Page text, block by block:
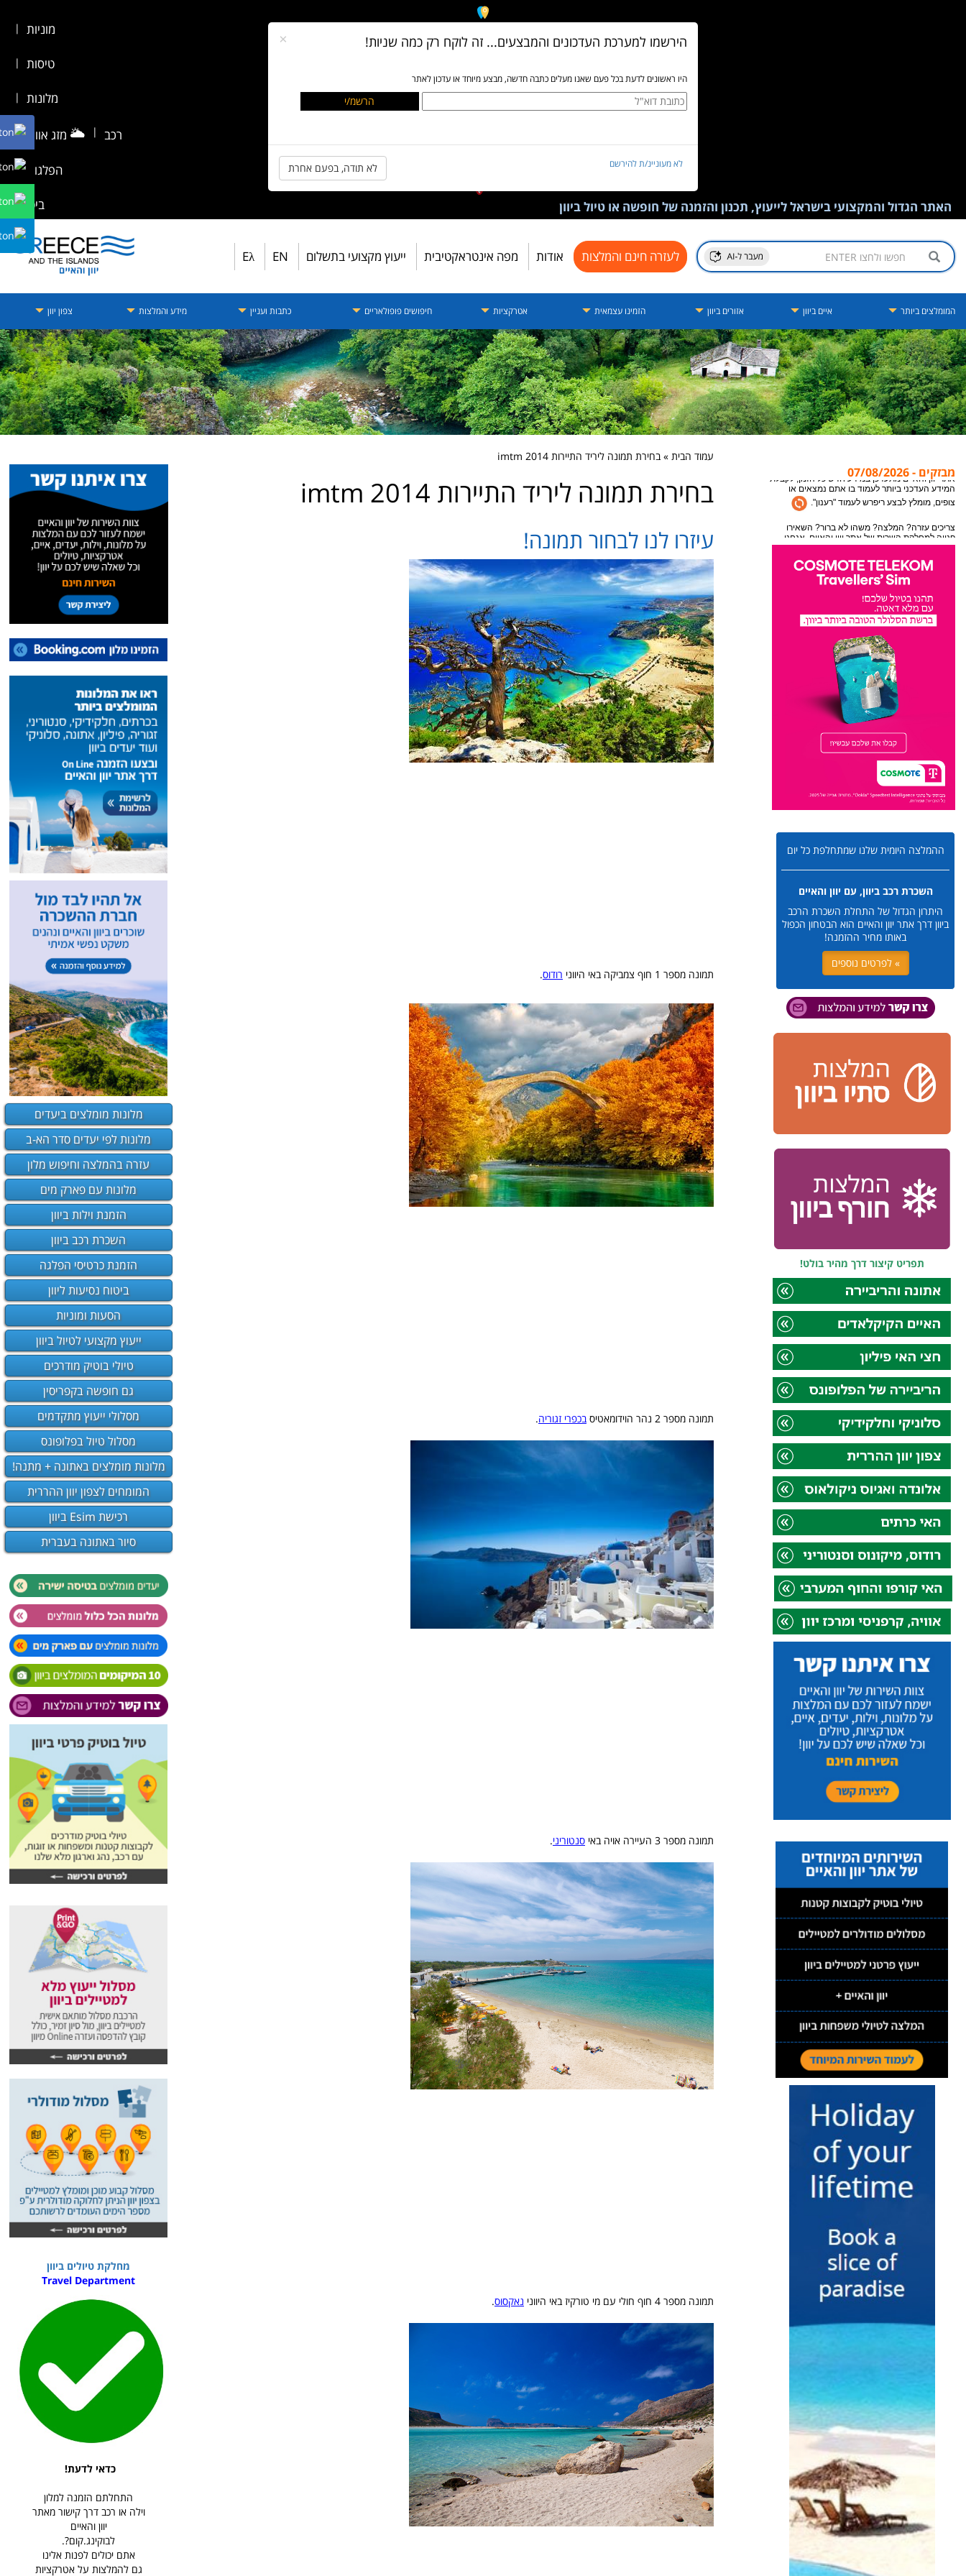
מוניות |
טיסות |
מלונות |
רכב |
🌥️ מזג אוויר |
הפלגות |
ביטוח האתר הגדול והמקצועי בישראל לייעוץ, תכנון והזמנה של חופשה או טיול ביוון
לעזרה חינם והמלצות אודות מפה אינטראקטיבית ייעוץ מקצועי בתשלום EN
Eλ
המומלצים ביותר איים ביוון אזורים ביוון הזמינו עצמאית אטרקציות חיפושים פופולאריים כתבות ועניין מידע והמלצות צפון יוון
עמוד הבית » בחירת תמונה ליריד התיירות imtm 2014
מבזקים - 07/08/2026
צריכים עזרה? המלצה? משהו לא ברור? השאירו
נקח את זה משם עד לחופשה שלכם ביוון.
אתר יוון והאיים מתעדכן במידע חדש כל הזמן, לקבלת
המידע העדכני ביותר לעמוד בו אתם נמצאים או
צופים, מומלץ לבצע ריפרש לעמוד "רענון".
ההמלצה היומית שלנו שמתחלפת כל יום
השכרת רכב ביוון, עם יוון והאיים
היתרון הגדול של התחלת השכרת הרכב
ביוון דרך אתר יוון והאיים הוא הבטחון הכפול
באותו מחיר ההזמנה!
» לפרטים נוספים
תפריט קיצור דרך מהיר בולט!
× הירשמו למערכת העדכונים והמבצעים... זה לוקח רק כמה שניות!
היו ראשונים לדעת בכל פעם שאנו מעלים כתבה חדשה, מבצע מיוחד או עדכון לאתר
לא מעוניינ/ת להירשם לא תודה, בפעם אחרת
בחירת תמונה ליריד התיירות imtm 2014
עיזרו לנו לבחור תמונה!
תמונה מספר 1 חוף צמביקה באי היווני רודוס.
תמונה מספר 2 נהר הוידומאטיס בכפרי זגוריה.
תמונה מספר 3 העיירה אויה באי סנטוריני.
תמונה מספר 4 חוף חולי עם מי טורקיז באי היווני נאקסוס.
מלונות מומלצים ביעדים
מלונות לפי יעדים סדר הא-ב
עזרה בהמלצה וחיפוש מלון
מלונות עם פארק מים
הזמנת וילות ביוון
השכרת רכב ביוון
הזמנת כרטיסי הפלגה
ביטוח נסיעות ליוון
הסעות ומוניות
ייעוץ מקצועי לטיול ביוון
טיולי בוטיק מודרכים
גם חופשה בקפריסין
מסלולי ייעוץ מתקדמים
מסלול טיול בפלופונס
מלונות מומלצים באתונה + מתנה!
המומחים לצפון יוון ההררית
רכישת Esim ביוון
סיור באתונה בעברית
מחלקת טיולים ביוון
Travel Department
כדאי לדעת!
התחלתם הזמנה למלון
וילה או רכב דרך קישור מאתר
יוון והאיים
לבוקינג.קום?.
אתם יכולים לפנות אלינו
גם להמלצות על אטרקציות